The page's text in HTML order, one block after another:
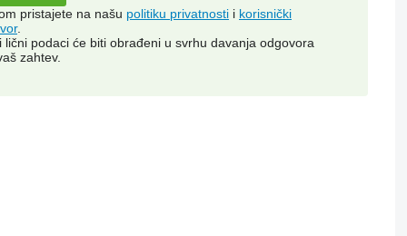
pristajete na našu politiku privatnosti i korisnički
.
lični podaci će biti obrađeni u svrhu davanja odgovora
zahtev.